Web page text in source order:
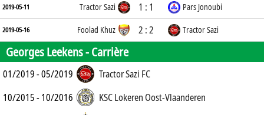
2019-05-11 Tractor Sazi 1 : 1 Pars Jonoubi
2019-05-16 Foolad Khuz 2 : 2 Tractor Sazi
Georges Leekens -Carrière
01/2019 - 05/2019
Tractor Sazi FC
10/2015 - 10/2016
KSC Lokeren Oost-Vlaanderen